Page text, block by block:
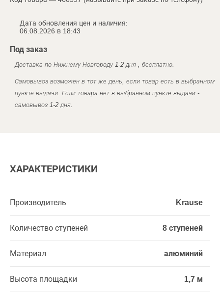
Дата обновления цен и наличия:
06.08.2026 в 18:43
Под заказ
Доставка по Нижнему Новгороду 1-2 дня , бесплатно.
Самовывоз возможен в тот же день, если товар есть в выбранном
пункте выдачи. Если товара нет в выбранном пункте выдачи -
самовывоз 1-2 дня.
ХАРАКТЕРИСТИКИ
Производитель Krause
Количество ступеней 8 ступеней
Материал алюминий
Высота площадки 1,7 м